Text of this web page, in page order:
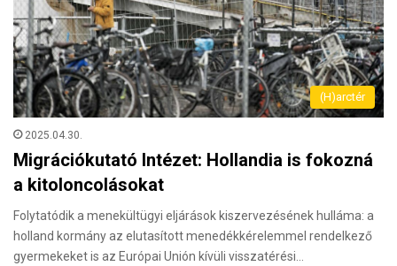
(H)arctér
2025.04.30.
Migrációkutató Intézet: Hollandia is fokozná
a kitoloncolásokat
Folytatódik a menekültügyi eljárások kiszervezésének hulláma: a
holland kormány az elutasított menedékkérelemmel rendelkező
gyermekeket is az Európai Unión kívüli visszatérési…